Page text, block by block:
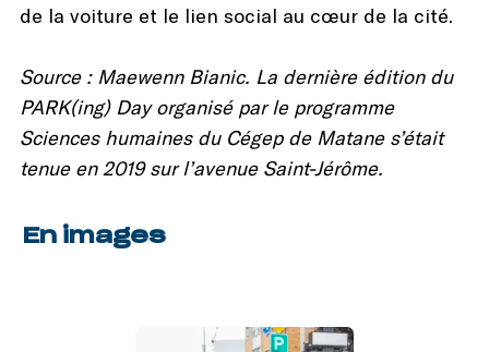
de la voiture et le lien social au cœur de la cité.
Source : Maewenn Bianic. La dernière édition du
PARK(ing) Day organisé par le programme
Sciences humaines du Cégep de Matane s’était
tenue en 2019 sur l’avenue Saint-Jérôme.
En images